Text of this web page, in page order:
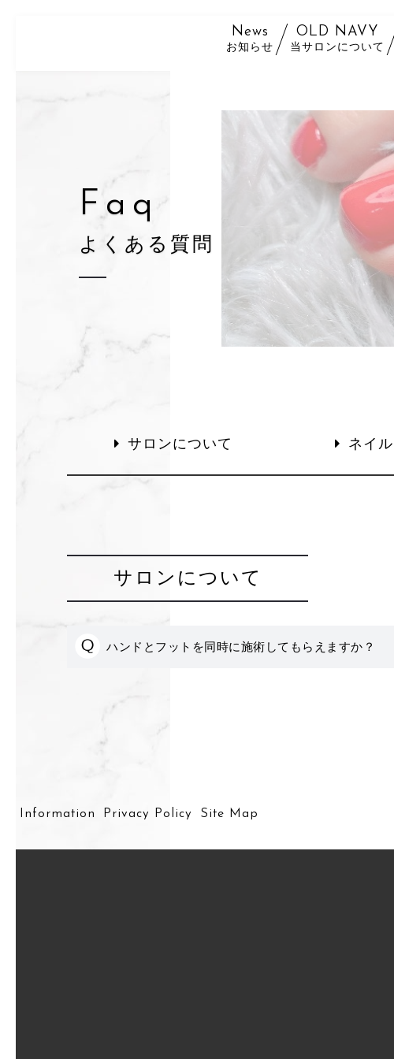
News
お知らせ
OLD NAVY
当サロンについて
F a q
よ く あ る 質 問
サロンについて ネイ
サロンについて
ハンドとフットを同時に施術してもらえますか？
Information Privacy Policy Site Map